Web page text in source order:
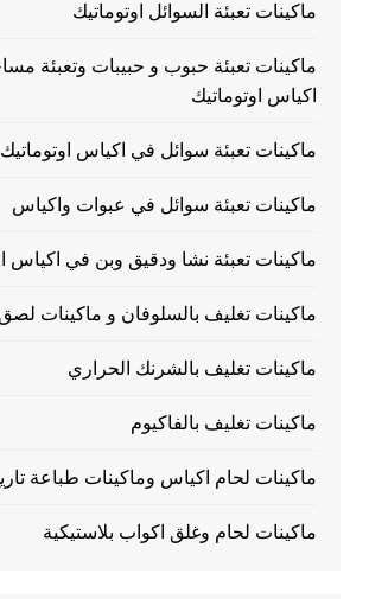
ماكينات تعبئة السوائل اوتوماتيك
ماكينات تعبئة حبوب و حبيبات وتعبئة
اكياس اوتوماتيك
ماكينات تعبئة سوائل في اكياس اوتوماتيك
ماكينات تعبئة سوائل في عبوات واكياس
ماكينات تعبئة نشا ودقيق وبن في اكياس
ماكينات تغليف بالسلوفان و ماكينات
ماكينات تغليف بالشرنك الحراري
ماكينات تغليف بالفاكيوم
ماكينات لحام اكياس وماكينات طباعة
ماكينات لحام وغلق اكواب بلاستيكية